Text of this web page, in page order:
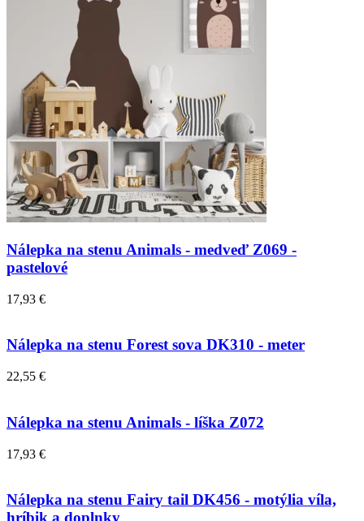
Nálepka na stenu Animals - medveď Z069 -
pastelové
17,93 €
Nálepka na stenu Forest sova DK310 - meter
22,55 €
Nálepka na stenu Animals - líška Z072
17,93 €
Nálepka na stenu Fairy tail DK456 - motýlia víla,
hríbik a doplnky